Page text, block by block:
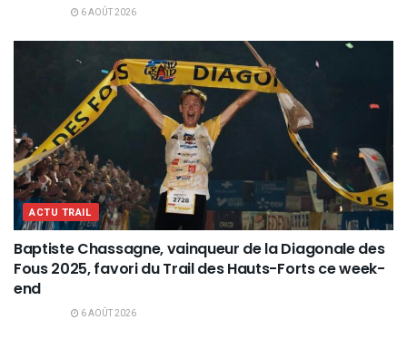
6 AOÛT 2026
ACTU TRAIL
Baptiste Chassagne, vainqueur de la Diagonale des
Fous 2025, favori du Trail des Hauts-Forts ce week-
end
6 AOÛT 2026